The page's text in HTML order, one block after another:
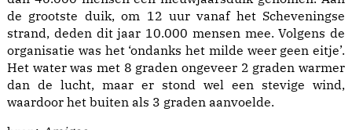
de grootste duik, om 12 uur vanaf het Scheveningse
strand, deden dit jaar 10.000 mensen mee. Volgens de
organisatie was het ‘ondanks het milde weer geen eitje’.
Het water was met 8 graden ongeveer 2 graden warmer
dan de lucht, maar er stond wel een stevige wind,
waardoor het buiten als 3 graden aanvoelde.